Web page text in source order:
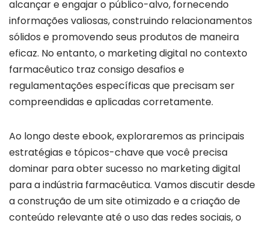
alcançar e engajar o público-alvo, fornecendo
informações valiosas, construindo relacionamentos
sólidos e promovendo seus produtos de maneira
eficaz. No entanto, o marketing digital no contexto
farmacêutico traz consigo desafios e
regulamentações específicas que precisam ser
compreendidas e aplicadas corretamente.
Ao longo deste ebook, exploraremos as principais
estratégias e tópicos-chave que você precisa
dominar para obter sucesso no marketing digital
para a indústria farmacêutica. Vamos discutir desde
a construção de um site otimizado e a criação de
conteúdo relevante até o uso das redes sociais, o